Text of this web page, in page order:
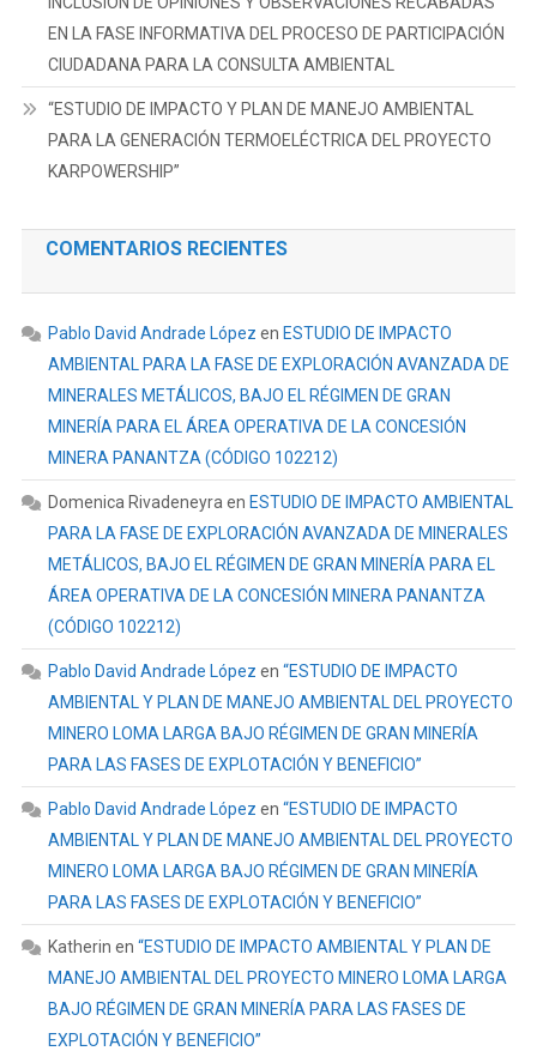
EN LA FASE INFORMATIVA DEL PROCESO DE PARTICIPACIÓN
CIUDADANA PARA LA CONSULTA AMBIENTAL
“ESTUDIO DE IMPACTO Y PLAN DE MANEJO AMBIENTAL
PARA LA GENERACIÓN TERMOELÉCTRICA DEL PROYECTO
KARPOWERSHIP”
COMENTARIOS RECIENTES
Pablo David Andrade López en ESTUDIO DE IMPACTO
AMBIENTAL PARA LA FASE DE EXPLORACIÓN AVANZADA DE
MINERALES METÁLICOS, BAJO EL RÉGIMEN DE GRAN
MINERÍA PARA EL ÁREA OPERATIVA DE LA CONCESIÓN
MINERA PANANTZA (CÓDIGO 102212)
Domenica Rivadeneyra en ESTUDIO DE IMPACTO AMBIENTAL
PARA LA FASE DE EXPLORACIÓN AVANZADA DE MINERALES
METÁLICOS, BAJO EL RÉGIMEN DE GRAN MINERÍA PARA EL
ÁREA OPERATIVA DE LA CONCESIÓN MINERA PANANTZA
(CÓDIGO 102212)
Pablo David Andrade López en “ESTUDIO DE IMPACTO
AMBIENTAL Y PLAN DE MANEJO AMBIENTAL DEL PROYECTO
MINERO LOMA LARGA BAJO RÉGIMEN DE GRAN MINERÍA
PARA LAS FASES DE EXPLOTACIÓN Y BENEFICIO”
Pablo David Andrade López en “ESTUDIO DE IMPACTO
AMBIENTAL Y PLAN DE MANEJO AMBIENTAL DEL PROYECTO
MINERO LOMA LARGA BAJO RÉGIMEN DE GRAN MINERÍA
PARA LAS FASES DE EXPLOTACIÓN Y BENEFICIO”
Katherin en “ESTUDIO DE IMPACTO AMBIENTAL Y PLAN DE
MANEJO AMBIENTAL DEL PROYECTO MINERO LOMA LARGA
BAJO RÉGIMEN DE GRAN MINERÍA PARA LAS FASES DE
EXPLOTACIÓN Y BENEFICIO”